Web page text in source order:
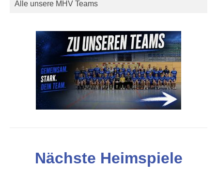
Alle unsere MHV Teams
Nächste Heimspiele